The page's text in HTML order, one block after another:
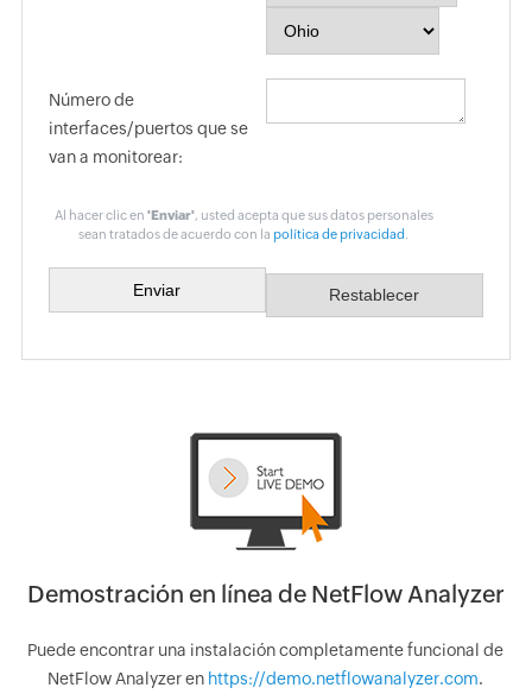
Número de
interfaces/puertos que se
van a monitorear:
Al hacer clic en 'Enviar', usted acepta que sus datos personales
sean tratados de acuerdo con la política de privacidad
Demostración en línea de NetFlow Analyzer
Puede encontrar una instalación completamente funcional de
NetFlow Analyzer en https://demo.netflowanalyzer.com.